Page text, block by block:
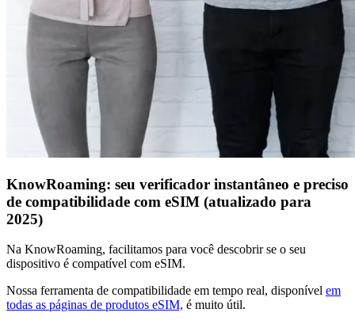
KnowRoaming: seu verificador instantâneo e preciso
de compatibilidade com eSIM (atualizado para
2025)
Na KnowRoaming, facilitamos para você descobrir se o seu
dispositivo é compatível com eSIM.
Nossa ferramenta de compatibilidade em tempo real, disponível em
todas as páginas de produtos eSIM, é muito útil.